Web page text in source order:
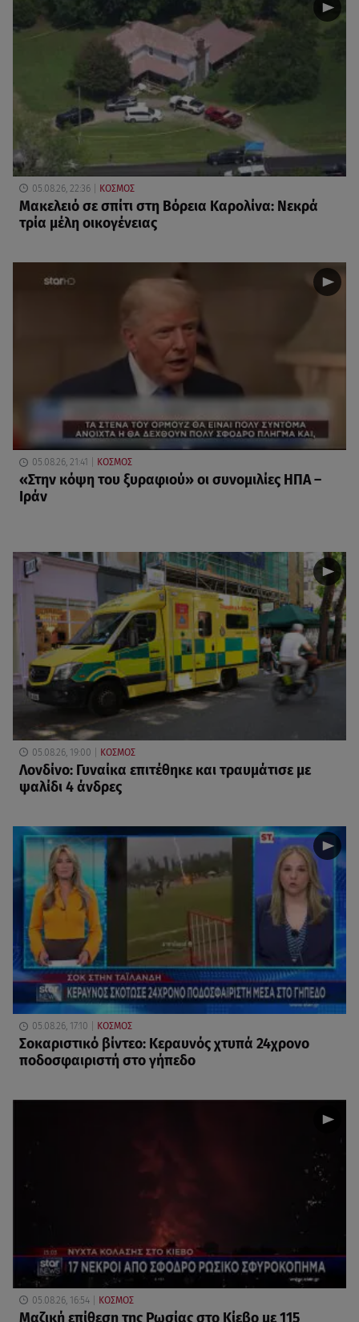
05.08.26, 22:36 ΚΟΣΜΟΣ
Μακελειό σε σπίτι στη Βόρεια Καρολίνα: Νεκρά
τρία μέλη οικογένειας
05.08.26, 21:41 ΚΟΣΜΟΣ
«Στην κόψη του ξυραφιού» οι συνομιλίες ΗΠΑ –
Ιράν
05.08.26, 19:00 ΚΟΣΜΟΣ
Λονδίνο: Γυναίκα επιτέθηκε και τραυμάτισε με
ψαλίδι 4 άνδρες
05.08.26, 17:10 ΚΟΣΜΟΣ
Σοκαριστικό βίντεο: Κεραυνός χτυπά 24χρονο
ποδοσφαιριστή στο γήπεδο
05.08.26, 16:54 ΚΟΣΜΟΣ
Μαζική επίθεση της Ρωσίας στο Κίεβο με 115